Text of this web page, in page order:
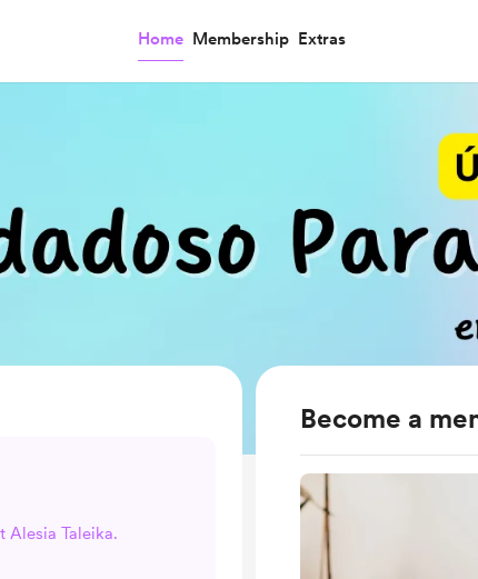
Home Membership Extras
Become a
Alesia Taleika.